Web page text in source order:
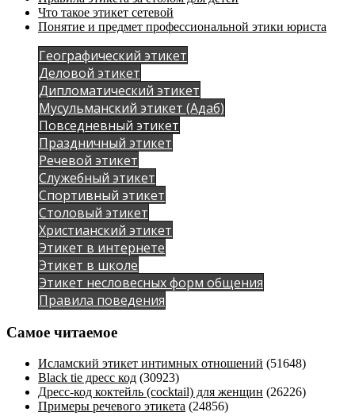
Что такое этикет сетевой
Понятие и предмет профессиональной этики юриста
Географический этикет
Деловой этикет
Дипломатический этикет
Мусульманский этикет (Адаб)
Повседневный этикет
Праздничный этикет
Речевой этикет
Служебный этикет
Спортивный этикет
Столовый этикет
Христианский этикет
Этикет в интернете
Этикет в школе
Этикет несловесных форм общения
Правила поведения
Самое читаемое
Исламский этикет интимных отношений (51648)
Black tie дресс код (30923)
Дресс-код коктейль (cocktail) для женщин (26226)
Примеры речевого этикета (24856)